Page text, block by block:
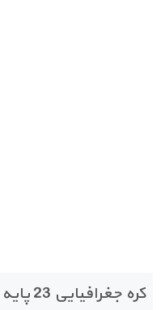
کره جغرافیایی 23 پایه فلزی